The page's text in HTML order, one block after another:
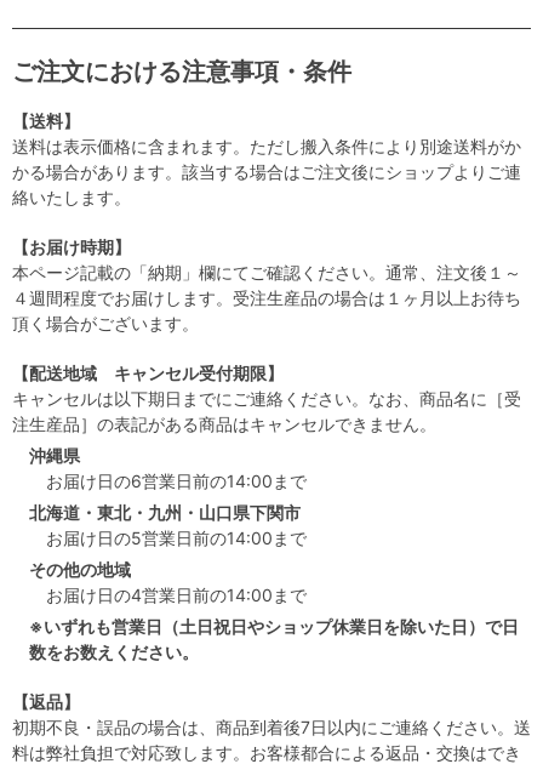
ご注文における注意事項・条件
【送料】
送料は表示価格に含まれます。ただし搬入条件により別途送料がか
かる場合があります。該当する場合はご注文後にショップよりご連
絡いたします。
【お届け時期】
本ページ記載の「納期」欄にてご確認ください。通常、注文後１～
４週間程度でお届けします。受注生産品の場合は１ヶ月以上お待ち
頂く場合がございます。
【配送地域 キャンセル受付期限】
キャンセルは以下期日までにご連絡ください。なお、商品名に［受
注生産品］の表記がある商品はキャンセルできません。
沖縄県
お届け日の6営業日前の14:00まで
北海道・東北・九州・山口県下関市
お届け日の5営業日前の14:00まで
その他の地域
お届け日の4営業日前の14:00まで
※いずれも営業日（土日祝日やショップ休業日を除いた日）で日
数をお数えください。
【返品】
初期不良・誤品の場合は、商品到着後7日以内にご連絡ください。送
料は弊社負担で対応致します。お客様都合による返品・交換はでき